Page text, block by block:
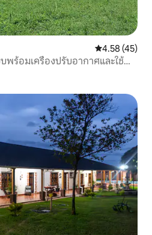
คะแนนเฉลี่ย
4.58 (45)
พร้อมเครื่องปรับอากาศและใช้